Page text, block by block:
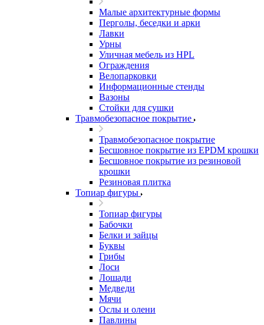
Малые архитектурные формы
Перголы, беседки и арки
Лавки
Урны
Уличная мебель из HPL
Ограждения
Велопарковки
Информационные стенды
Вазоны
Стойки для сушки
Травмобезопасное покрытие
Травмобезопасное покрытие
Бесшовное покрытие из EPDM крошки
Бесшовное покрытие из резиновой
крошки
Резиновая плитка
Топиар фигуры
Топиар фигуры
Бабочки
Белки и зайцы
Буквы
Грибы
Лоси
Лошади
Медведи
Мячи
Ослы и олени
Павлины